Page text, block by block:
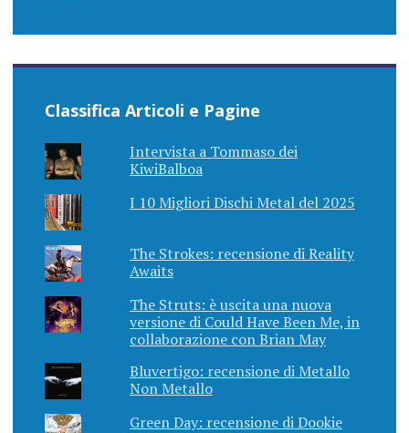
Classifica Articoli e Pagine
Intervista a Tommaso dei
KiwiBalboa
I 10 Migliori Dischi Metal del 2025
The Strokes: recensione di Reality
Awaits
The Struts: è uscita una nuova
versione di Could Have Been Me, in
collaborazione con Brian May
Bluvertigo: recensione di Metallo
Non Metallo
Green Day: recensione di Dookie